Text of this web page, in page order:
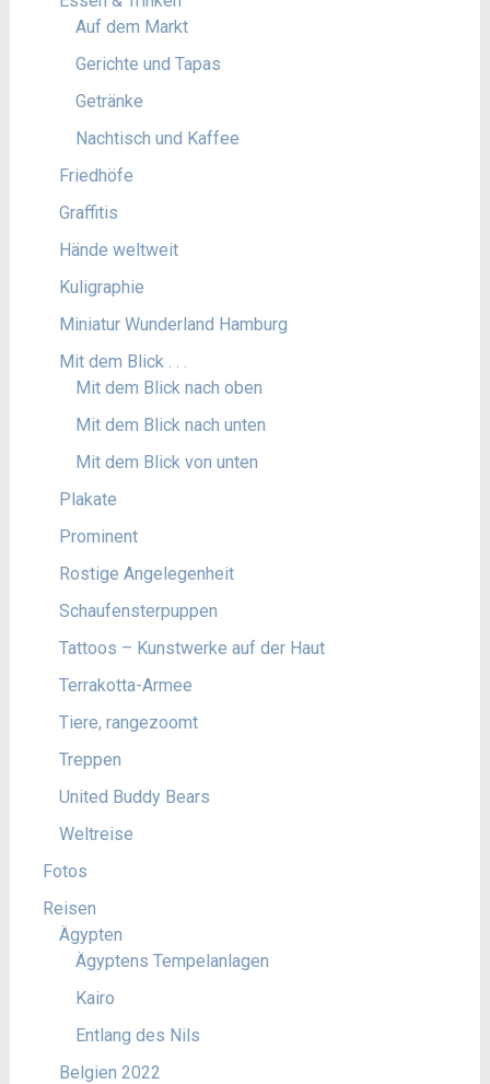
Auf dem Markt
Gerichte und Tapas
Getränke
Nachtisch und Kaffee
Friedhöfe
Graffitis
Hände weltweit
Kuligraphie
Miniatur Wunderland Hamburg
Mit dem Blick . . .
Mit dem Blick nach oben
Mit dem Blick nach unten
Mit dem Blick von unten
Plakate
Prominent
Rostige Angelegenheit
Schaufensterpuppen
Tattoos – Kunstwerke auf der Haut
Terrakotta-Armee
Tiere, rangezoomt
Treppen
United Buddy Bears
Weltreise
Fotos
Reisen
Ägypten
Ägyptens Tempelanlagen
Kairo
Entlang des Nils
Belgien 2022